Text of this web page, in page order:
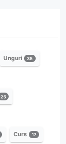
Unguri 35
25
Curs 17